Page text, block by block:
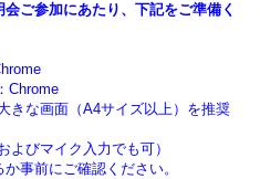
ご参加にあたり、下記をご準備く
Chrome
きな画面（A4サイズ以上）を推奨
よびマイク入力でも可）
事前にご確認ください。